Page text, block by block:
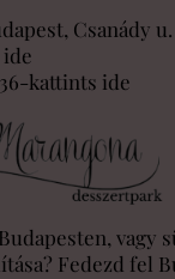
Csanády
kattints ide
vagy
Fedezd fel